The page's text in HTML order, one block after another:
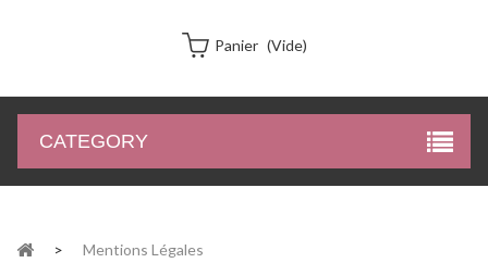
Panier (vide)
CATEGORY
> Mentions Légales